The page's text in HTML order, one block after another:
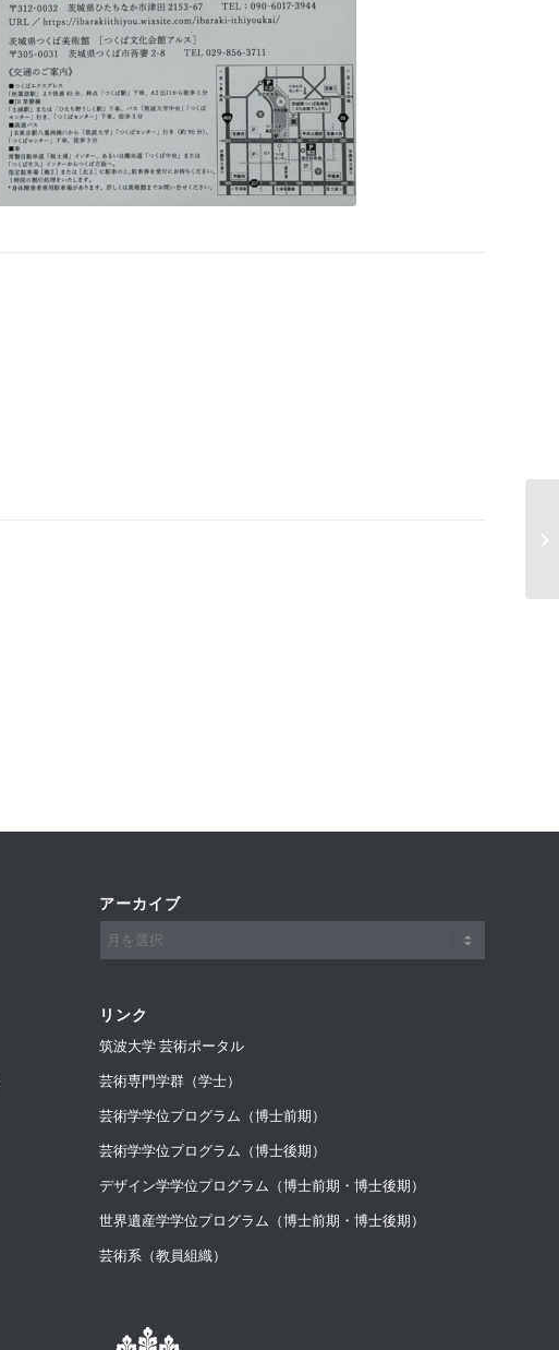
アーカイブ
リンク
筑波大学 芸術ポータル
芸術専門学群（学士）
芸術学学位プログラム（博士前期）
芸術学学位プログラム（博士後期）
デザイン学学位プログラム（博士前期・博士後期）
世界遺産学学位プログラム（博士前期・博士後期）
芸術系（教員組織）